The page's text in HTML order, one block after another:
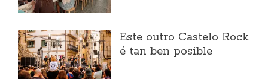
Este outro Castelo Rock
é tan ben posible